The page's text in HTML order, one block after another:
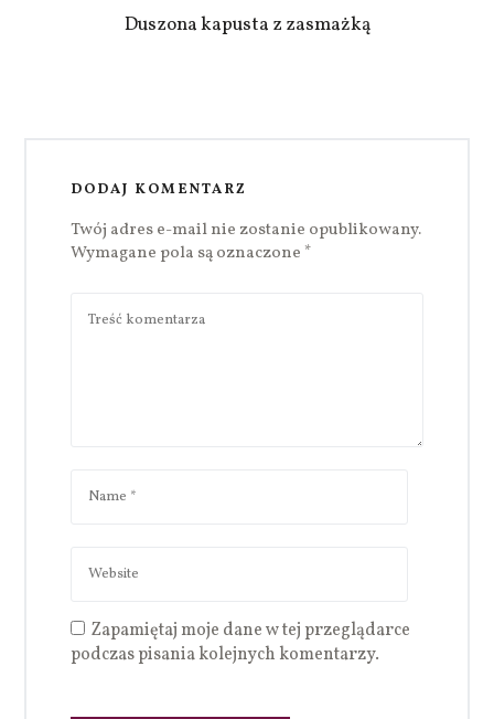
Duszona kapusta z zasmażką
DODAJ KOMENTARZ
Twój adres e-mail nie zostanie opublikowany.
Wymagane pola są oznaczone *
Zapamiętaj moje dane w tej przeglądarce
podczas pisania kolejnych komentarzy.